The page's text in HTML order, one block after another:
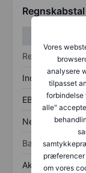
Vores
analysere
tilpasset
forbindelse
alle"
præferencer
om vores
Regnskabstal
Indtægter
EBITDA
Nettoresultat
Balance
Aktiver i alt